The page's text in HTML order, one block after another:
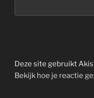
Deze site gebruikt
Bekijk hoe je reactie